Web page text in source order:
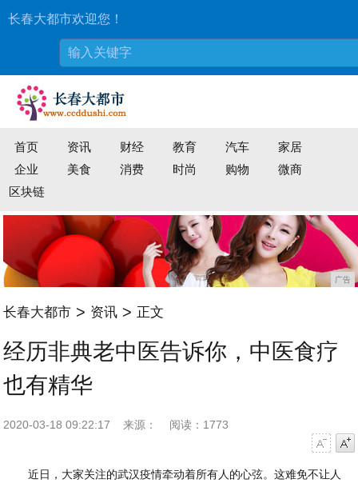
长春大都市欢迎您！
首页 资讯 财经 教育 汽车
家居
企业
美食 消费 时尚 购物
微商
区块链
广告
长春大都市 > 资讯 > 正文
经历非典老中医告诉你，中医食疗
也有精华
2020-03-18 09:22:17 来源：
阅读：1773
近日，大家关注的武汉疫情牵动着所有人的心弦。这难免不让人